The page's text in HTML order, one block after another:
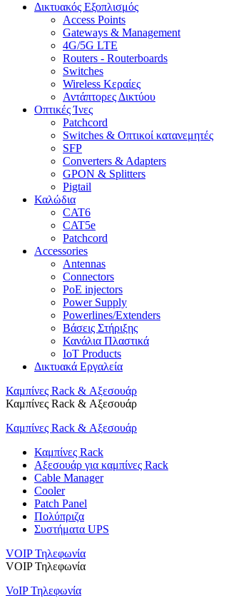
Δικτυακός Εξοπλισμός
Access Points
Gateways & Management
4G/5G LTE
Routers - Routerboards
Switches
Wireless Κεραίες
Αντάπτορες Δικτύου
Οπτικές Ίνες
Patchcord
Switches & Οπτικοί κατανεμητές
SFP
Converters & Adapters
GPON & Splitters
Pigtail
Καλώδια
CAT6
CAT5e
Patchcord
Accessories
Antennas
Connectors
PoE injectors
Power Supply
Powerlines/Extenders
Βάσεις Στήριξης
Κανάλια Πλαστικά
IoT Products
Δικτυακά Εργαλεία
Καμπίνες Rack & Αξεσουάρ
Καμπίνες Rack & Αξεσουάρ
Καμπίνες Rack & Αξεσουάρ
Καμπίνες Rack
Αξεσουάρ για καμπίνες Rack
Cable Manager
Cooler
Patch Panel
Πολύπριζα
Συστήματα UPS
VOIP Τηλεφωνία
VOIP Τηλεφωνία
VoIP Τηλεφωνία